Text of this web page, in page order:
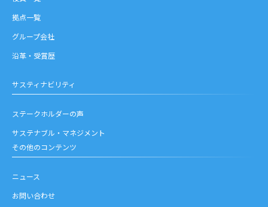
拠点一覧
グループ会社
沿革・受賞歴
サスティナビリティ
ステークホルダーの声
サステナブル・マネジメント
その他のコンテンツ
ニュース
お問い合わせ